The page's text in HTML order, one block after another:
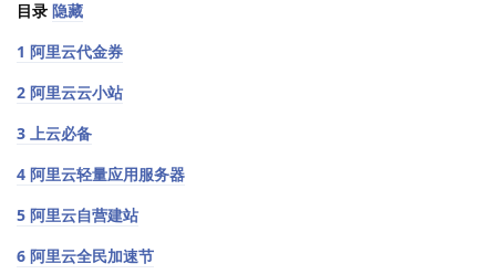
目录 隐藏
1 阿里云代金券
2 阿里云云小站
3 上云必备
4 阿里云轻量应用服务器
5 阿里云自营建站
6 阿里云全民加速节